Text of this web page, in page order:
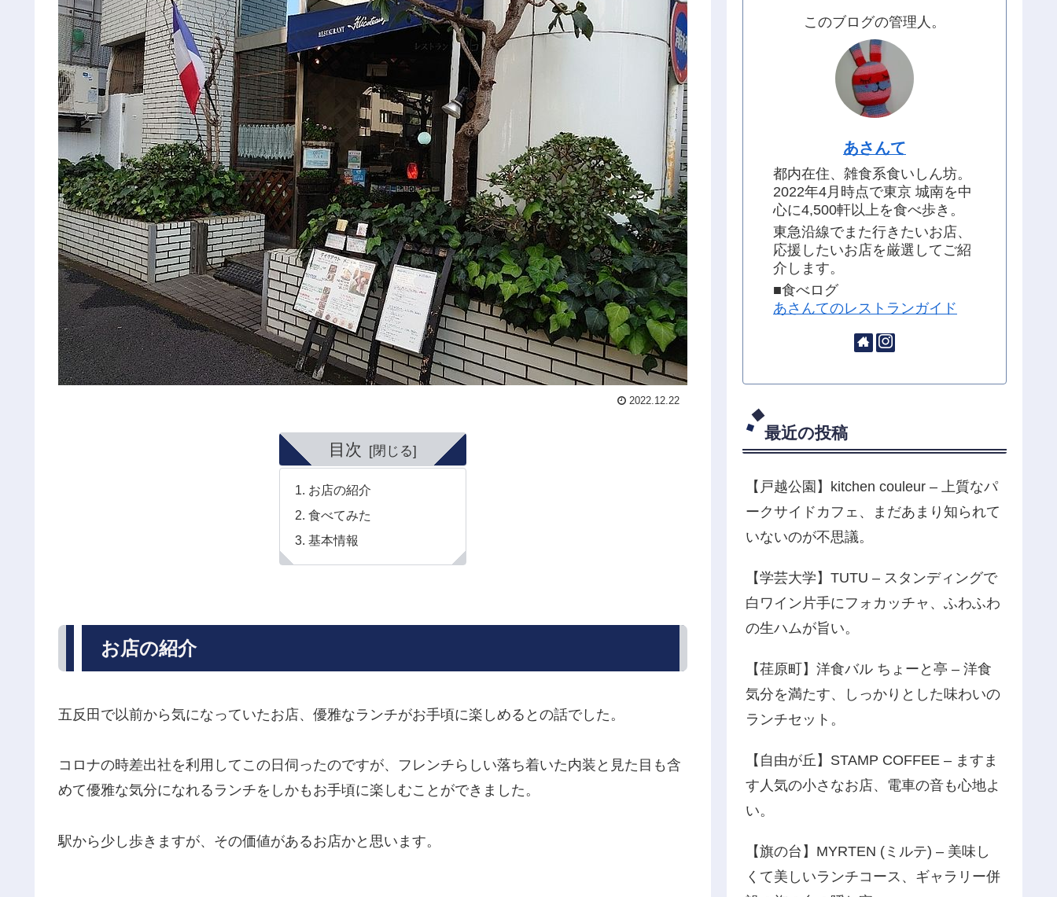
2022.12.22
目次
お店の紹介
食べてみた
基本情報
お店の紹介
五反田で以前から気になっていたお店、優雅なランチがお手頃に楽しめるとの話でした。
コロナの時差出社を利用してこの日伺ったのですが、フレンチらしい落ち着いた内装と見た目も含
めて優雅な気分になれるランチをしかもお手頃に楽しむことができました。
駅から少し歩きますが、その価値があるお店かと思います。
このブログの管理人。
あさんて
都内在住、雑食系食いしん坊。
2022年4月時点で東京 城南を中
心に4,500軒以上を食べ歩き。
東急沿線でまた行きたいお店、
応援したいお店を厳選してご紹
介します。
■食べログ
あさんてのレストランガイド
最近の投稿
【戸越公園】kitchen couleur – 上質なパ
ークサイドカフェ、まだあまり知られて
いないのが不思議。
【学芸大学】TUTU – スタンディングで
白ワイン片手にフォカッチャ、ふわふわ
の生ハムが旨い。
【荏原町】洋食バル ちょーと亭 – 洋食
気分を満たす、しっかりとした味わいの
ランチセット。
【自由が丘】STAMP COFFEE – ますま
す人気の小さなお店、電車の音も心地よ
い。
【旗の台】MYRTEN (ミルテ) – 美味し
くて美しいランチコース、ギャラリー併